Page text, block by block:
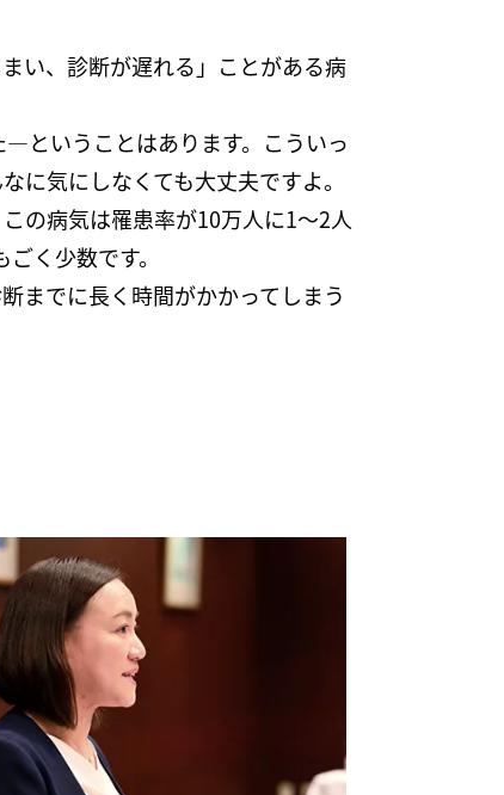
い、診断が遅れる」ことがある病
ということはあります。こういっ
に気にしなくても大丈夫ですよ。
の病気は罹患率が10万人に1～2人
く少数です。
までに長く時間がかかってしまう